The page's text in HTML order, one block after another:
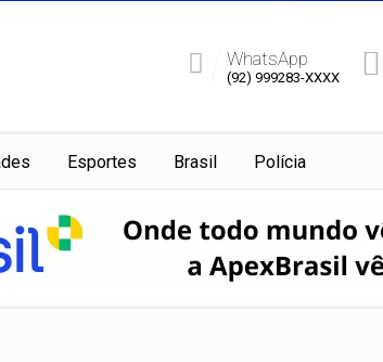
WhatsApp
(92) 999283-XXXX
Esportes Brasil Polícia